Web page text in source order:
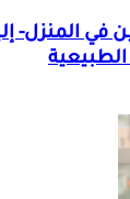
في المنزل-